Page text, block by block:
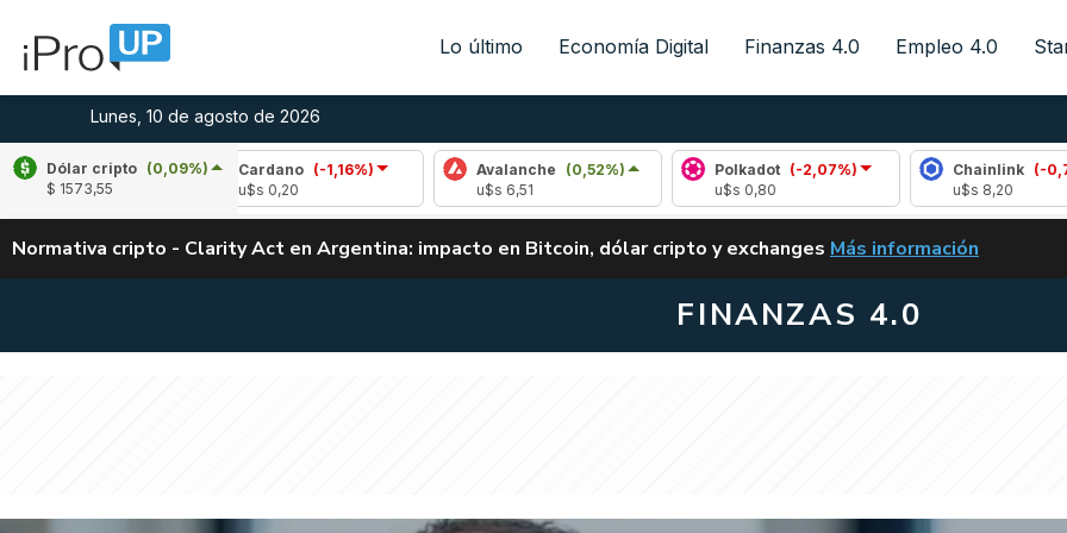
Lo último Economía Digital Finanzas 4.0 Empleo 4.0
Lunes, 10 de agosto de 2026
Dólar cripto (0,09%)
$ 1573,55
Cardano
(-1,16%)
Avalanche
(0,52%)
Polkadot (-2,07%)
Chainlink (-0,70%)
Normativa cripto - Clarity Act en Argentina: impacto en Bitcoin, dólar cripto y exchanges CLARITY ACT EN
Más información
FINANZAS 4.0